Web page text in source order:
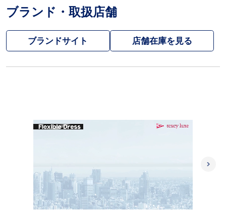
ブランド・取扱店舗
ブランドサイト
U
/
o
a